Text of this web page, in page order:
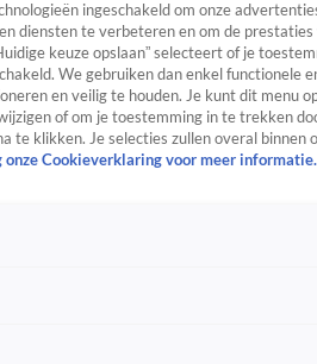
ingeschakeld om onze
diensten te verbeteren en om de prestaties
keuze opslaan” selecteert of je
We gebruiken dan enkel functionele
en veilig te houden. Je kunt dit menu
of om je toestemming in te trekken
te klikken. Je selecties zullen overal binnen
onze Cookieverklaring voor meer informatie.